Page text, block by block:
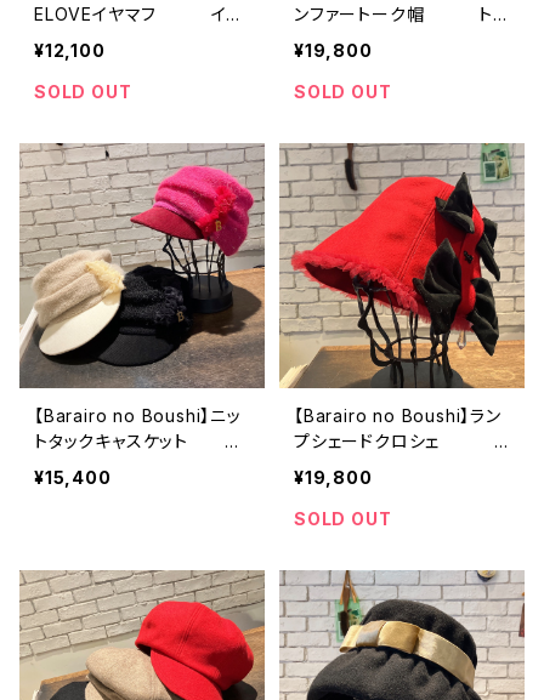
ELOVEイヤマフ イヤ
¥12,100
SOLD OUT
ンファートーク帽 ト
ーク ハット R00836
¥19,800
SOLD OUT
【Barairo no Boushi】ニッ
トタックキャスケット
キャスケット L00833
¥15,400
【Barairo no Boushi】ラン
プシェードクロシェ
¥19,800
SOLD OUT